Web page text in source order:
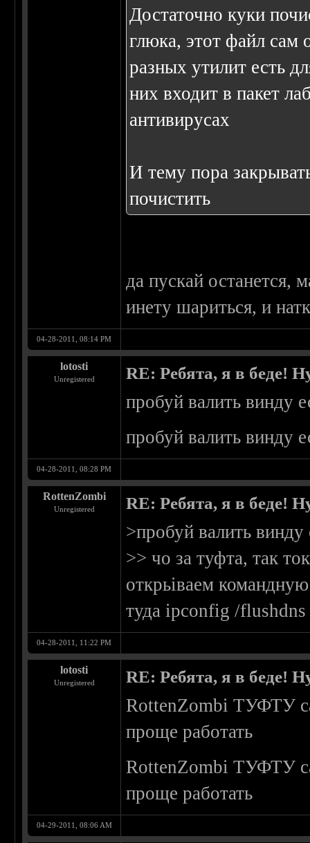
Достаточно куки
глюка, этот файл сам
разных утилит есть
них входит в пакет
антивирусах
И тему пора
почистить
да пускай останется,
инету шариться, и
04-28-2011, 08:14 PM
lotosti
Unregistered RE: Ребята, я в беде!
пробуй валить винду
пробуй валить винду
04-28-2011, 08:28 PM
RottenZombi
Unregistered RE: Ребята, я в беде!
>пробуй валить винду
>> чо за туфта, так
открьіваем
туда ipconfig /
04-28-2011, 11:22 PM
lotosti
Unregistered RE: Ребята, я в беде!
RottenZombi ТУФТУ
проще работать
RottenZombi ТУФТУ
проще работать
04-29-2011, 08:06 AM